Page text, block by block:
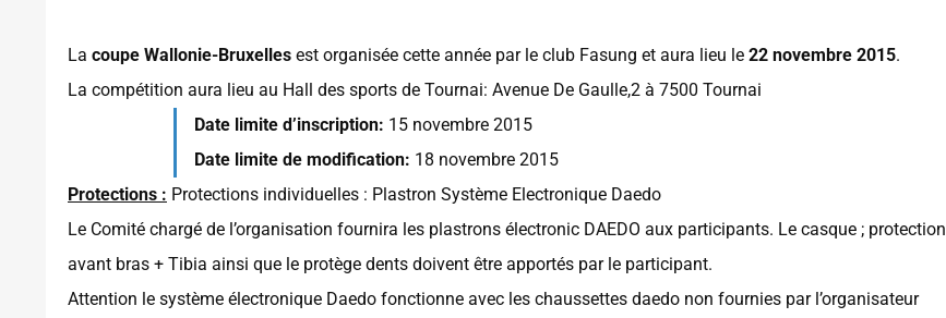
La coupe Wallonie-Bruxelles est organisée cette année par le club Fasung et aura lieu le 22 novembre 2015.
La compétition aura lieu au Hall des sports de Tournai: Avenue De Gaulle,2 à 7500 Tournai
Date limite d’inscription: 15 novembre 2015
Date limite de modification: 18 novembre 2015
Protections : Protections individuelles : Plastron Système Electronique Daedo
Le Comité chargé de l’organisation fournira les plastrons électronic DAEDO aux participants. Le casque ; protection
avant bras + Tibia ainsi que le protège dents doivent être apportés par le participant.
Attention le système électronique Daedo fonctionne avec les chaussettes daedo non fournies par l’organisateur